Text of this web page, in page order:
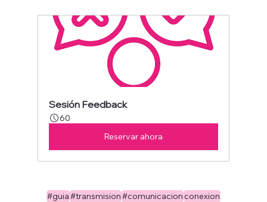
Sesión Feedback
60
Reservar ahora
#guia#transmision#comunicacionconexion